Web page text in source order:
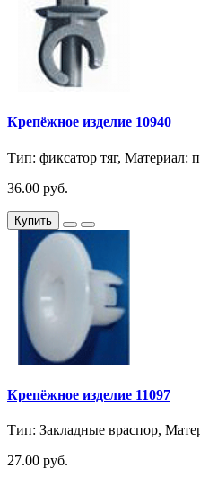
Крепёжное изделие 10940
Тип: фиксатор тяг, Материал:
36.00 руб.
Купить
Крепёжное изделие 11097
Тип: Закладные враспор,
27.00 руб.